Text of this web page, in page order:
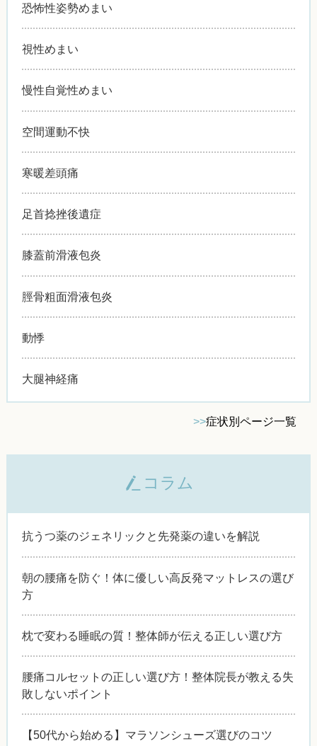
恐怖性姿勢めまい
視性めまい
慢性自覚性めまい
空間運動不快
寒暖差頭痛
足首捻挫後遺症
膝蓋前滑液包炎
脛骨粗面滑液包炎
動悸
大腿神経痛
>>症状別ページ一覧
コラム
抗うつ薬のジェネリックと先発薬の違いを解説
朝の腰痛を防ぐ！体に優しい高反発マットレスの選び
方
枕で変わる睡眠の質！整体師が伝える正しい選び方
腰痛コルセットの正しい選び方！整体院長が教える失
敗しないポイント
【50代から始める】マラソンシューズ選びのコツ